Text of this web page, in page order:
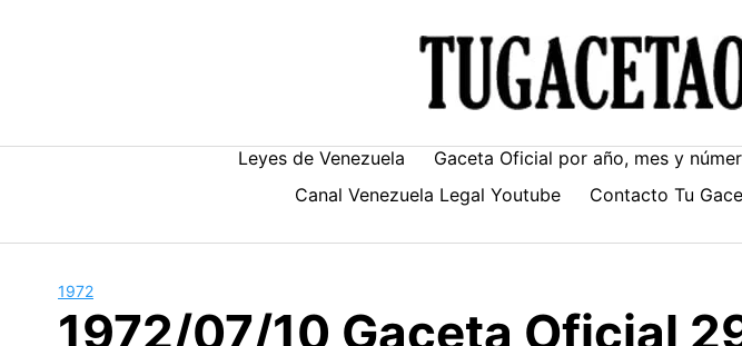
Leyes de Venezuela Gaceta Oficial por año, mes y
Canal Venezuela Legal Youtube
Contacto Tu
1972
1972/07/10 Gaceta Oficial